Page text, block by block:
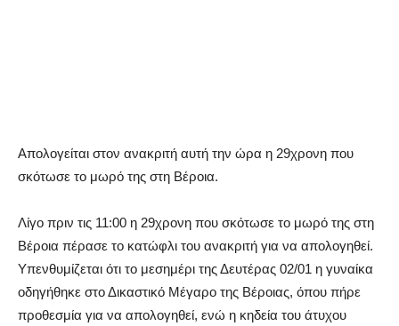
Απολογείται στον ανακριτή αυτή την ώρα η 29χρονη που
σκότωσε το μωρό της στη Βέροια.
Λίγο πριν τις 11:00 η 29χρονη που σκότωσε το μωρό της στη
Βέροια πέρασε το κατώφλι του ανακριτή για να απολογηθεί.
Υπενθυμίζεται ότι το μεσημέρι της Δευτέρας 02/01 η γυναίκα
οδηγήθηκε στο Δικαστικό Μέγαρο της Βέροιας, όπου πήρε
προθεσμία για να απολογηθεί, ενώ η κηδεία του άτυχου